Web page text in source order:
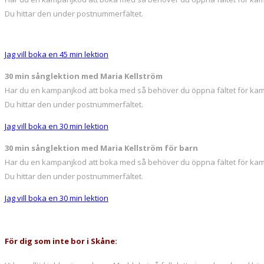
Du hittar den under postnummerfältet.
Jag vill boka en 45 min lektion
30 min sånglektion med Maria Kellström
Har du en kampanjkod att boka med så behöver du öppna fältet för
Du hittar den under postnummerfältet.
Jag vill boka en 30 min lektion
30 min sånglektion med Maria Kellström för barn
Har du en kampanjkod att boka med så behöver du öppna fältet för
Du hittar den under postnummerfältet.
Jag vill boka en 30 min lektion
För dig som inte bor i Skåne: